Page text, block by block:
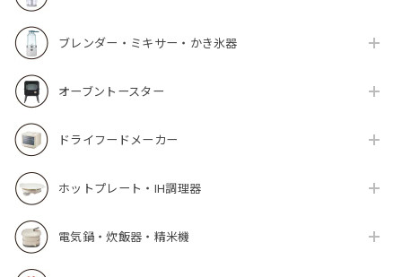
ブレンダー・ミキサー・かき氷器
オーブントースター
ドライフードメーカー
ホットプレート・IH調理器
電気鍋・炊飯器・精米機